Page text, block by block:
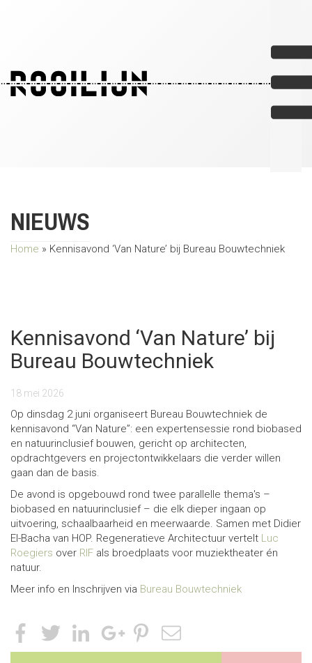
NIEUWS
Home » Kennisavond ‘Van Nature’ bij Bureau Bouwtechniek
Kennisavond ‘Van Nature’ bij
Bureau Bouwtechniek
18 mei 2026
Op dinsdag 2 juni organiseert Bureau Bouwtechniek de
kennisavond “Van Nature”: een expertensessie rond biobased
en natuurinclusief bouwen, gericht op architecten,
opdrachtgevers en projectontwikkelaars die verder willen
gaan dan de basis.
De avond is opgebouwd rond twee parallelle thema's –
biobased en natuurinclusief – die elk dieper ingaan op
uitvoering, schaalbaarheid en meerwaarde. Samen met Didier
El-Bacha van HOP. Regeneratieve Architectuur vertelt Luc
Roegiers over RIF als broedplaats voor muziektheater én
natuur.
Meer info en Inschrijven via Bureau Bouwtechniek